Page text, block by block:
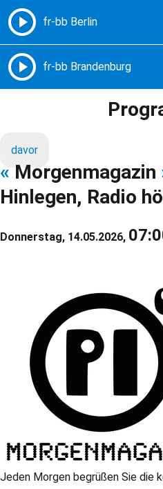
Freie Radios – Berlin
davor
« Morgenmagazin
Hinlegen, Radio
Donnerstag, 14.05.2026,
Jeden Morgen begrüßen Sie die